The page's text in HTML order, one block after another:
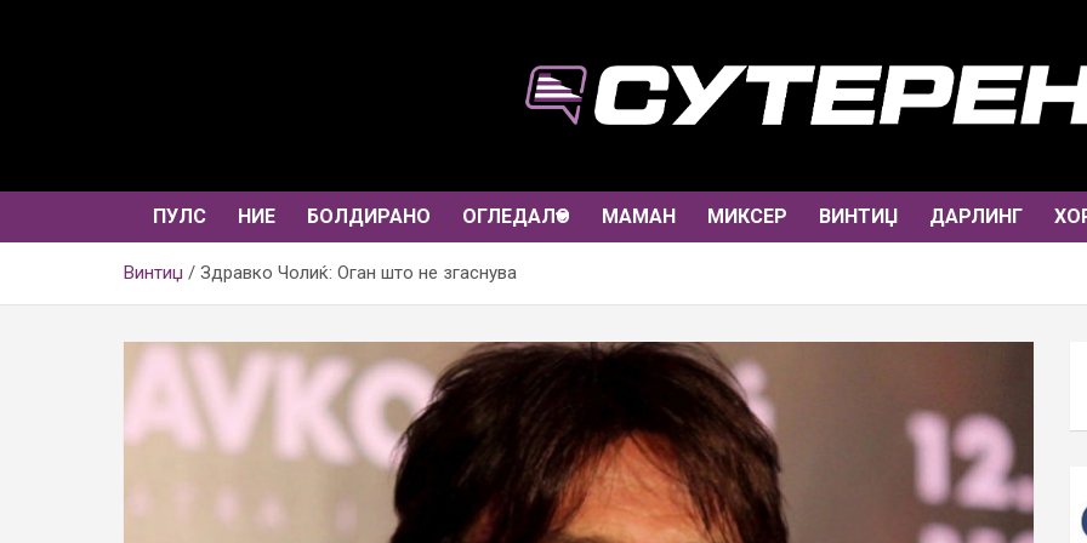
ПУЛС НИЕ БОЛДИРАНО ОГЛЕДАЛО МАМАН МИКСЕР ВИНТИЏ ДАРЛИНГ
Винтиџ Здравко Чолиќ: Оган што не згаснува